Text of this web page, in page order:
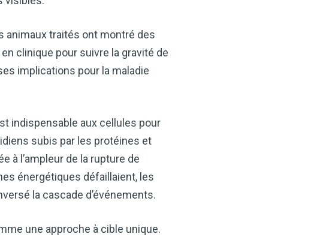
animaux traités ont montré des
clinique pour suivre la gravité de
implications pour la maladie
indispensable aux cellules pour
subis par les protéines et
à l’ampleur de la rupture de
énergétiques défaillaient, les
la cascade d’événements.
une approche à cible unique.